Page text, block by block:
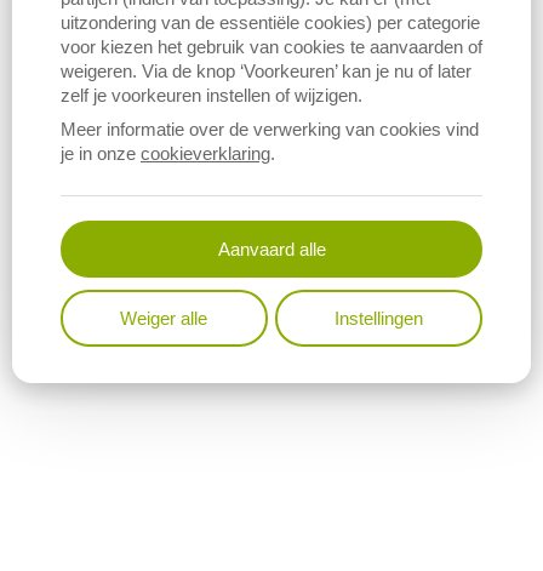
Download figuur (PNG)
uitzondering van de essentiële cookies) per categorie
voor kiezen het gebruik van cookies te aanvaarden of
weigeren. Via de knop ‘Voorkeuren’ kan je nu of later
zelf je voorkeuren instellen of wijzigen.
Meer informatie over de verwerking van cookies vind
je in onze cookieverklaring.
Aanvaard alle
Weiger alle Instellingen